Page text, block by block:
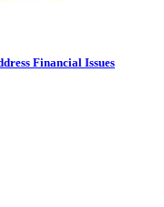
Financial Issues